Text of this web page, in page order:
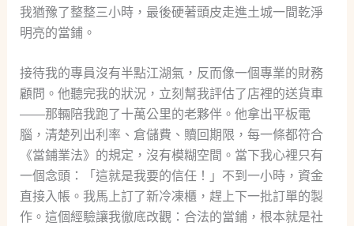
我猶豫了整整三小時，最後硬著頭皮走進土城一間乾淨
明亮的當鋪。
接待我的專員沒有半點江湖氣，反而像一個專業的財務
顧問。他聽完我的狀況，立刻幫我評估了店裡的送貨車
——那輛陪我跑了十萬公里的老夥伴。他拿出平板電
腦，清楚列出利率、倉儲費、贖回期限，每一條都符合
《當鋪業法》的規定，沒有模糊空間。當下我心裡只有
一個念頭：「這就是我要的信任！」不到一小時，資金
直接入帳。我馬上訂了新冷凍櫃，趕上下一批訂單的製
作。這個經驗讓我徹底改觀：合法的當鋪，根本就是社